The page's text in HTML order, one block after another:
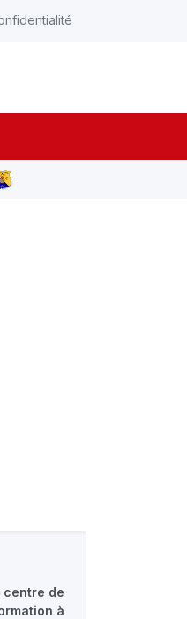
centre de
à